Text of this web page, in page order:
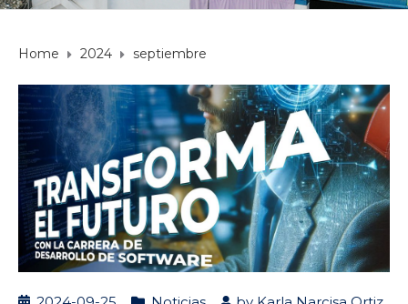
Home 2024 septiembre